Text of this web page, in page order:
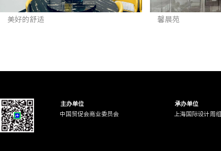
美好的舒适 馨晨苑
主办单位
承办单位
中国贸促会商业委员会
上海国际设计周